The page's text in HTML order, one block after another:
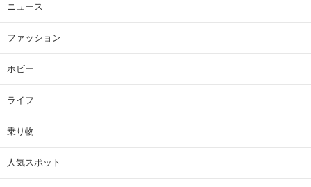
ニュース
ファッション
ホビー
ライフ
乗り物
人気スポット